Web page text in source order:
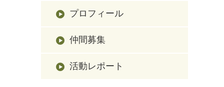
プロフィール
仲間募集
活動レポート